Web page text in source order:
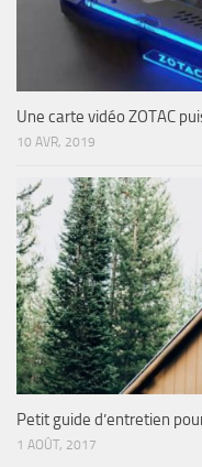
Une carte vidéo ZOTAC
10 AVR, 2019
Petit guide d’entretien
1 AOÛT, 2017